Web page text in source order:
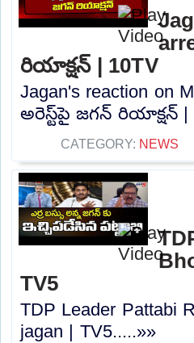
రియాక్షన్‌ | 10TV
Jagan's reaction on
అరెస్ట్‌పై జగన్‌ రియాక్షన్‌ |
CATEGORY: NEWS
TV5
TDP Leader Pattabi
jagan | TV5.....»»